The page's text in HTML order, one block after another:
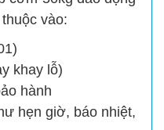
vào:
khay lỗ)
hành
hẹn giờ, báo nhiệt,